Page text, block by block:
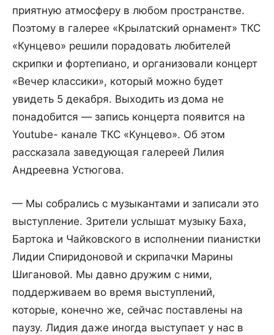
приятную атмосферу в любом пространстве.
Поэтому в галерее «Крылатский орнамент» ТКС
«Кунцево» решили порадовать любителей
скрипки и фортепиано, и организовали концерт
«Вечер классики», который можно будет
увидеть 5 декабря. Выходить из дома не
понадобится — запись концерта появится на
Youtube- канале ТКС «Кунцево». Об этом
рассказала заведующая галереей Лилия
Андреевна Устюгова.
— Мы собрались с музыкантами и записали это
выступление. Зрители услышат музыку Баха,
Бартока и Чайковского в исполнении пианистки
Лидии Спиридоновой и скрипачки Марины
Шигановой. Мы давно дружим с ними,
поддерживаем во время выступлений,
которые, конечно же, сейчас поставлены на
паузу. Лидия даже иногда выступает у нас в